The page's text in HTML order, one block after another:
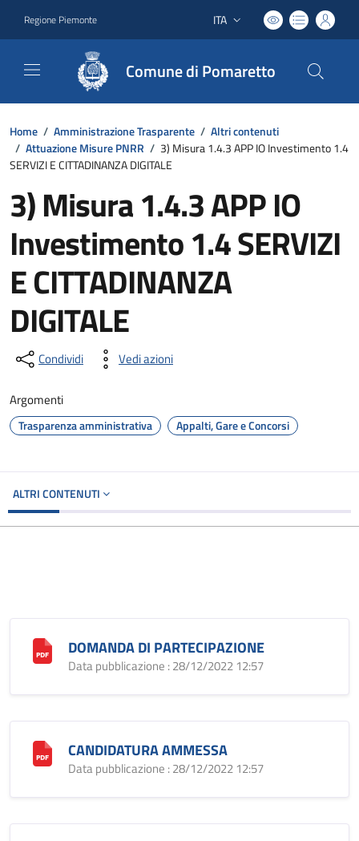
Regione Piemonte Lingua attiva:
ITA
Comune di Pomaretto
Home / Amministrazione Trasparente / Altri contenuti
/ Attuazione Misure PNRR / 3) Misura 1.4.3 APP IO Investimento 1.4
SERVIZI E CITTADINANZA DIGITALE
3) Misura 1.4.3 APP IO
Investimento 1.4 SERVIZI
E CITTADINANZA
DIGITALE
Condividi Vedi azioni
Argomenti
Trasparenza amministrativa Appalti, Gare e Concorsi
ALTRI CONTENUTI
DOMANDA DI PARTECIPAZIONE
Data pubblicazione : 28/12/2022 12:57
CANDIDATURA AMMESSA
Data pubblicazione : 28/12/2022 12:57